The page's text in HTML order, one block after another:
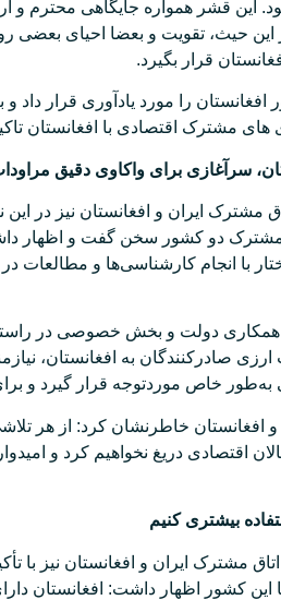
این قشر همواره جایگاهی محترم و
این حیث، تقویت و بعضا احیای
قرار بگیرد.
را مورد یادآوری قرار داد و
مشترک اقتصادی با افغانستان
سرآغازی برای واکاوی دقیق
مشترک ایران و افغانستان نیز در
مشترک دو کشور سخن گفت و اظهار
با انجام کارشناسی‌ها و
همکاری دولت و بخش خصوصی در
صادرکنندگان به افغانستان،
به‌طور خاص موردتوجه قرار گیرد و
افغانستان خاطرنشان کرد: از هر
اقتصادی دریغ نخواهیم کرد و
بیشتری کنیم
مشترک ایران و افغانستان نیز با
این کشور اظهار داشت: افغانستان